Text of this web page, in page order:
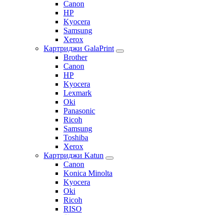
Canon
HP
Kyocera
Samsung
Xerox
Картриджи GalaPrint
Brother
Canon
HP
Kyocera
Lexmark
Oki
Panasonic
Ricoh
Samsung
Toshiba
Xerox
Картриджи Katun
Canon
Konica Minolta
Kyocera
Oki
Ricoh
RISO